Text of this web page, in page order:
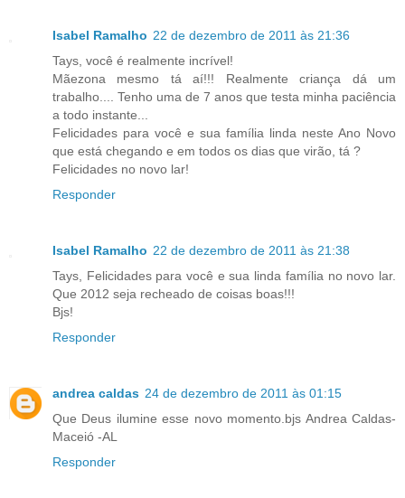
Isabel Ramalho 22 de dezembro de 2011 às 21:36
Tays, você é realmente incrível!
Mãezona mesmo tá aí!!! Realmente criança dá um
trabalho.... Tenho uma de 7 anos que testa minha paciência
a todo instante...
Felicidades para você e sua família linda neste Ano Novo
que está chegando e em todos os dias que virão, tá ?
Felicidades no novo lar!
Responder
Isabel Ramalho 22 de dezembro de 2011 às 21:38
Tays, Felicidades para você e sua linda família no novo lar.
Que 2012 seja recheado de coisas boas!!!
Bjs!
Responder
andrea caldas 24 de dezembro de 2011 às 01:15
Que Deus ilumine esse novo momento.bjs Andrea Caldas-
Maceió -AL
Responder